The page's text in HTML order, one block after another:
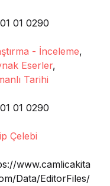
01 0290
- İnceleme,
Eserler,
Tarihi
01 0290
Çelebi
www.camlicakita
Data/EditorFiles/